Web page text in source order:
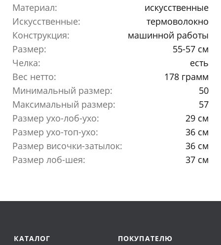
Материал:
искусственные
Искусственные:
термоволокно
Конструкция:
машинной работы
Размер:
55-57 см
Челка:
есть
Вес нетто:
178 грамм
Минимальный размер:
50
Максимальный размер:
57
Размер ухо-лоб-ухо:
29 см
Размер ухо-топ-ухо:
36 см
Размер височки-затылок:
36 см
Размер лоб-шея:
37 см
КАТАЛОГ
ПОКУПАТЕЛЮ